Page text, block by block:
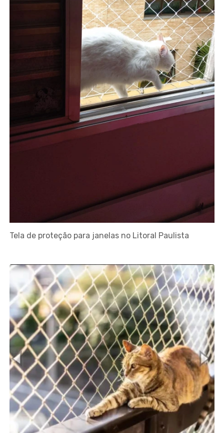
Tela de proteção para janelas no Litoral Paulista